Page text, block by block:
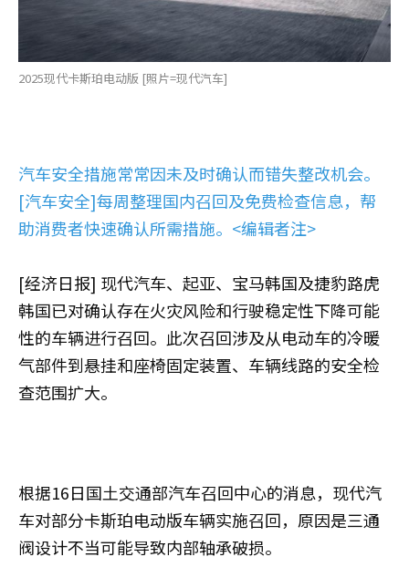
2025现代卡斯珀电动版 [照片=现代汽车]
汽车安全措施常常因未及时确认而错失整改机会。
[汽车安全]每周整理国内召回及免费检查信息，帮
助消费者快速确认所需措施。<编辑者注>
[经济日报] 现代汽车、起亚、宝马韩国及捷豹路虎
韩国已对确认存在火灾风险和行驶稳定性下降可能
性的车辆进行召回。此次召回涉及从电动车的冷暖
气部件到悬挂和座椅固定装置、车辆线路的安全检
查范围扩大。
根据16日国土交通部汽车召回中心的消息，现代汽
车对部分卡斯珀电动版车辆实施召回，原因是三通
阀设计不当可能导致内部轴承破损。